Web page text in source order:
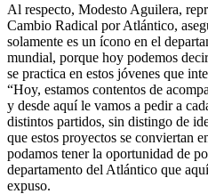
Al respecto, Modesto Aguilera,
Cambio Radical por Atlántico,
solamente es un ícono en el
mundial, porque hoy podemos
se practica en estos jóvenes que
“Hoy, estamos contentos de
y desde aquí le vamos a pedir a
distintos partidos, sin distingo de
que estos proyectos se conviertan
podamos tener la oportunidad de
departamento del Atlántico que
expuso.